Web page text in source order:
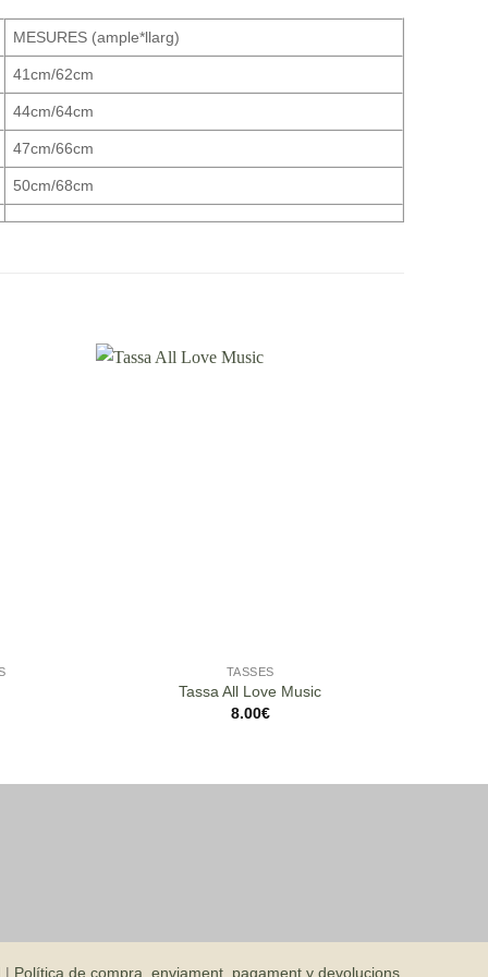
MESURES (ample*llarg)
41cm/62cm
44cm/64cm
47cm/66cm
50cm/68cm
TASSES
Tassa All Love Music
8.00€
| Política de compra, enviament, pagament y devolucions.